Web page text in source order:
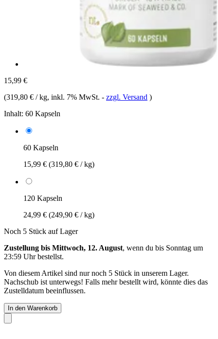
15,99 €
(319,80 € / kg, inkl. 7% MwSt. - zzgl. Versand )
Inhalt: 60 Kapseln
60 Kapseln
15,99 € (319,80 € / kg)
120 Kapseln
24,99 € (249,90 € / kg)
Noch 5 Stück auf Lager
Zustellung bis Mittwoch, 12. August, wenn du bis Sonntag um
23:59 Uhrbestellst.
Von diesem Artikel sind nur noch 5 Stück in unserem Lager.
Nachschub ist unterwegs! Falls mehr bestellt wird, könnte dies das
Zustelldatum beeinflussen.
In den Warenkorb